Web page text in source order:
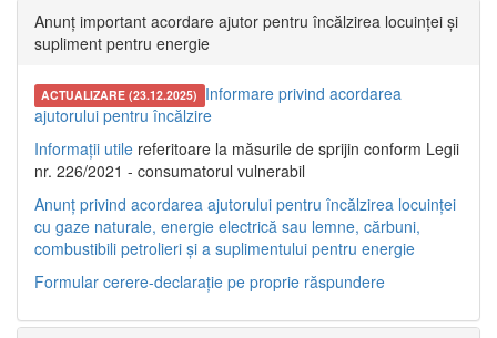
Anunț important acordare ajutor pentru încălzirea locuinței și
supliment pentru energie
ACTUALIZARE (23.12.2025) Informare privind acordarea
ajutorului pentru încălzire
Informații utile referitoare la măsurile de sprijin conform Legii
nr. 226/2021 - consumatorul vulnerabil
Anunț privind acordarea ajutorului pentru încălzirea locuinței
cu gaze naturale, energie electrică sau lemne, cărbuni,
combustibili petrolieri și a suplimentului pentru energie
Formular cerere-declarație pe proprie răspundere